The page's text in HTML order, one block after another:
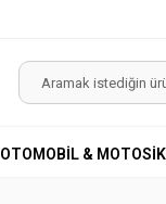
OTOMOBİL &